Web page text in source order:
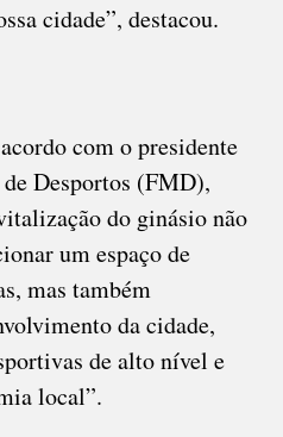
cidade”, destacou.
com o presidente
Desportos (FMD),
do ginásio não
um espaço de
mas também
da cidade,
de alto nível e
local”.